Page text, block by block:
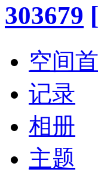
303679
空间
记录
相册
主题